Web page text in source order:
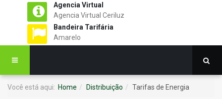
Agencia Virtual
Agencia Virtual Ceriluz
Bandeira Tarifária
Amarelo
Você está aqui: Home Distribuição Tarifas de Energia